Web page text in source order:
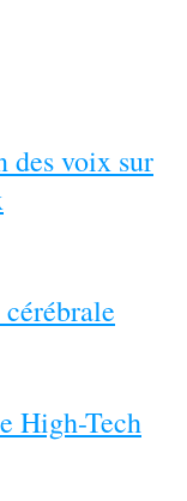
des voix sur
High-Tech